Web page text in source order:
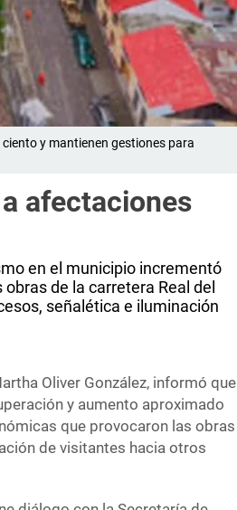
y mantienen gestiones para
afectaciones
en el municipio incrementó
de la carretera Real del
señalética e iluminación
Oliver González, informó que
y aumento aproximado
que provocaron las obras
de visitantes hacia otros